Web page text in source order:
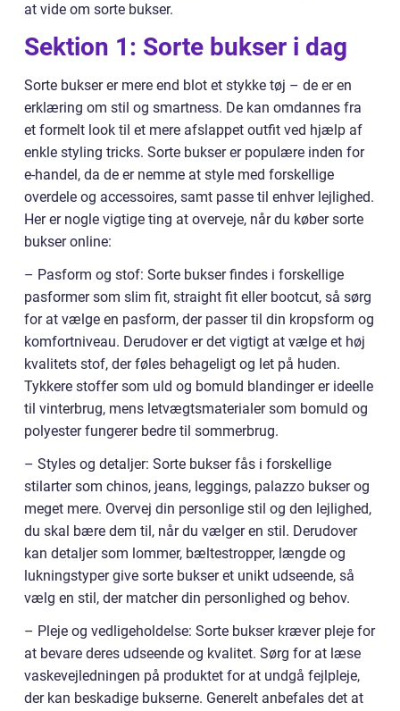
at vide om sorte bukser.
Sektion 1: Sorte bukser i dag
Sorte bukser er mere end blot et stykke tøj – de er en
erklæring om stil og smartness. De kan omdannes fra
et formelt look til et mere afslappet outfit ved hjælp af
enkle styling tricks. Sorte bukser er populære inden for
e-handel, da de er nemme at style med forskellige
overdele og accessoires, samt passe til enhver lejlighed.
Her er nogle vigtige ting at overveje, når du køber sorte
bukser online:
– Pasform og stof: Sorte bukser findes i forskellige
pasformer som slim fit, straight fit eller bootcut, så sørg
for at vælge en pasform, der passer til din kropsform og
komfortniveau. Derudover er det vigtigt at vælge et høj
kvalitets stof, der føles behageligt og let på huden.
Tykkere stoffer som uld og bomuld blandinger er ideelle
til vinterbrug, mens letvægtsmaterialer som bomuld og
polyester fungerer bedre til sommerbrug.
– Styles og detaljer: Sorte bukser fås i forskellige
stilarter som chinos, jeans, leggings, palazzo bukser og
meget mere. Overvej din personlige stil og den lejlighed,
du skal bære dem til, når du vælger en stil. Derudover
kan detaljer som lommer, bæltestropper, længde og
lukningstyper give sorte bukser et unikt udseende, så
vælg en stil, der matcher din personlighed og behov.
– Pleje og vedligeholdelse: Sorte bukser kræver pleje for
at bevare deres udseende og kvalitet. Sørg for at læse
vaskevejledningen på produktet for at undgå fejlpleje,
der kan beskadige bukserne. Generelt anbefales det at